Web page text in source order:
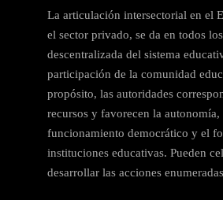
La articulación intersectorial en el
el sector privado, se da en todos
descentralizada del sistema
participación de la comunidad
propósito, las autoridades
recursos y favorecen la
funcionamiento democrático y el
instituciones educativas. Pueden
desarrollar las acciones